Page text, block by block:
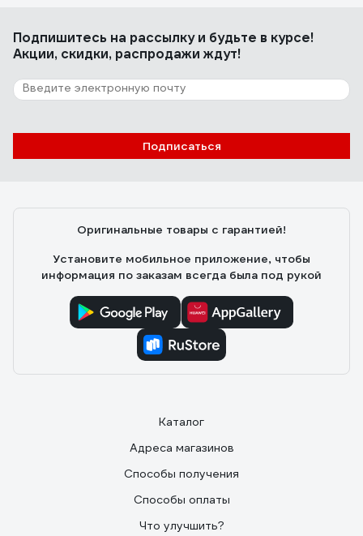
Подпишитесь на рассылкуи будьте в курсе!
Акции, скидки, распродажи ждут!
Подписаться
Оригинальные товары с гарантией!
Установите мобильное приложение, чтобы
информация по заказам всегда была под рукой
Каталог
Адреса магазинов
Способы получения
Способы оплаты
Что улучшить?